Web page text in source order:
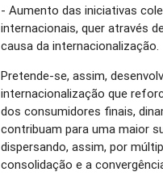
- Aumento das iniciativas
internacionais, quer através
causa da internacionalização.
Pretende-se, assim,
internacionalização que
dos consumidores finais,
contribuam para uma maior
dispersando, assim, por
consolidação e a